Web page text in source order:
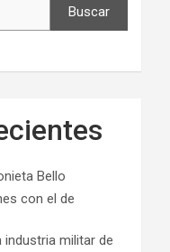
Buscar
Bello
con el de
industria militar de